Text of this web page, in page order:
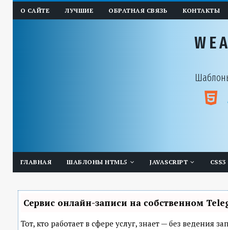
О САЙТЕ ЛУЧШИЕ ОБРАТНАЯ СВЯЗЬ КОНТАКТЫ
ГЛАВНАЯ ШАБЛОНЫ HTML5 JAVASCRIPT CSS3
Сервис онлайн-записи на собственном
Тот, кто работает в сфере услуг, знает — без ведения